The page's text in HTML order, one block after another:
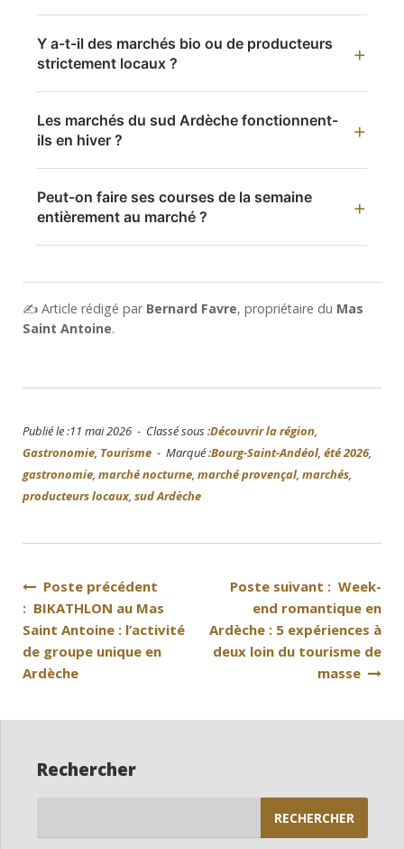
Y a-t-il des marchés bio ou de producteurs
strictement locaux ?
Les marchés du sud Ardèche fonctionnent-
ils en hiver ?
Peut-on faire ses courses de la semaine
entièrement au marché ?
✍️ Article rédigé par Bernard Favre, propriétaire du Mas
Saint Antoine.
Publié le :11 mai 2026 - Classé sous :Découvrir la région
Gastronomie Tourisme - Marqué :Bourg-Saint-Andéol, été 2026,
gastronomie marché nocturne marché provençal, marchés
producteurs locaux, sud Ardèche
Navigation
de
l’article
Poste précédent
: BIKATHLON au Mas
Saint Antoine : l’activité
de groupe unique en
Ardèche
Poste suivant : Week-
end romantique en
Ardèche : 5 expériences à
deux loin du tourisme de
masse
Rechercher